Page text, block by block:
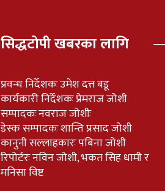
सिद्धटोपी खबरका लागि
प्रवन्ध निर्देशकः उमेश दत्त बडू
कार्यकारी निर्देशकः प्रेमराज जोशी
सम्पादकः नवराज जोशीः
डेस्क सम्पादकः शान्ति प्रसाद जोशी
कानुनी सल्लाहकारः पबिना जोशी
रिपोर्टरः नविन जोशी, भकत सिह धामी र
मनिसा विष्ट